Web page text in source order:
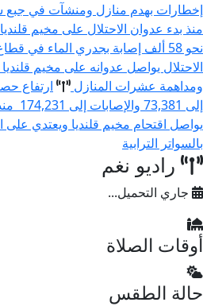
إخطارات بهدم منازل ومنشآت في
منذ بدء عدوان الاحتلال على مخيم
نحو 58 ألف إصابة بجدري الماء في قطاع غزة منذ بداية العام
الاحتلال يواصل عدوانه على مخيم
ومداهمة عشرات المنازل
ارتفاع
إلى 73,381 والإصابات إلى 174,231 منذ بدء العدوان
يواصل اقتحام مخيم قلنديا ويعتدي
بالسواتر الترابية
راديو نغم
جاري التحميل...
أوقات الصلاة
حالة الطقس